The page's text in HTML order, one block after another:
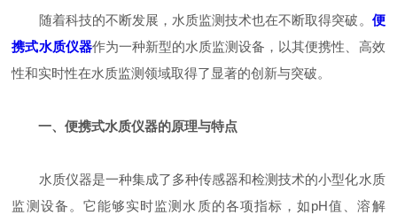
随着科技的不断发展，水质监测技术也在不断取得突破。 便
携式水质仪器作为一种新型的水质监测设备，以其便携性、高效
性和实时性在水质监测领域取得了显著的创新与突破。
一、便携式水质仪器的原理与特点
水质仪器是一种集成了多种传感器和检测技术的小型化水质
监测设备。它能够实时监测水质的各项指标，如pH值、溶解